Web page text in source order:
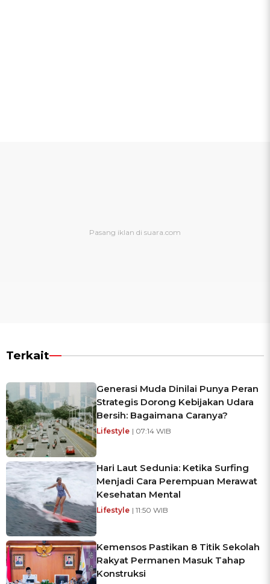
Terkait
Generasi Muda Dinilai Punya Peran
Strategis Dorong Kebijakan Udara
Bersih: Bagaimana Caranya?
Lifestyle | 07:14 WIB
Hari Laut Sedunia: Ketika Surfing
Menjadi Cara Perempuan Merawat
Kesehatan Mental
Lifestyle | 11:50 WIB
Kemensos Pastikan 8 Titik Sekolah
Rakyat Permanen Masuk Tahap
Konstruksi